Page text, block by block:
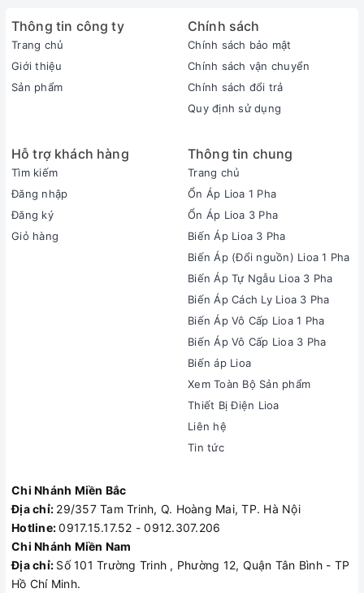
Thông tin công ty
Trang chủ
Giới thiệu
Sản phẩm
Chính sách
Chính sách bảo mật
Chính sách vận chuyển
Chính sách đổi trả
Quy định sử dụng
Hỗ trợ khách hàng
Tìm kiếm
Đăng nhập
Đăng ký
Giỏ hàng
Thông tin chung
Trang chủ
Ổn Áp Lioa 1 Pha
Ổn Áp Lioa 3 Pha
Biến Áp Lioa 3 Pha
Biến Áp (Đổi nguồn) Lioa 1 Pha
Biến Áp Tự Ngẫu Lioa 3 Pha
Biến Áp Cách Ly Lioa 3 Pha
Biến Áp Vô Cấp Lioa 1 Pha
Biến Áp Vô Cấp Lioa 3 Pha
Biến áp Lioa
Xem Toàn Bộ Sản phẩm
Thiết Bị Điện Lioa
Liên hệ
Tin tức
Chi Nhánh Miền Bắc
Địa chỉ: 29/357 Tam Trinh, Q. Hoàng Mai, TP. Hà Nội
Hotline:0917.15.17.52 - 0912.307.206
Chi Nhánh Miền Nam
Địa chỉ: Số 101 Trường Trinh , Phường 12, Quận Tân Bình - TP
Hồ Chí Minh.